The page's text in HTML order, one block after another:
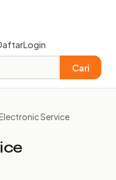
Login
Cari
Service